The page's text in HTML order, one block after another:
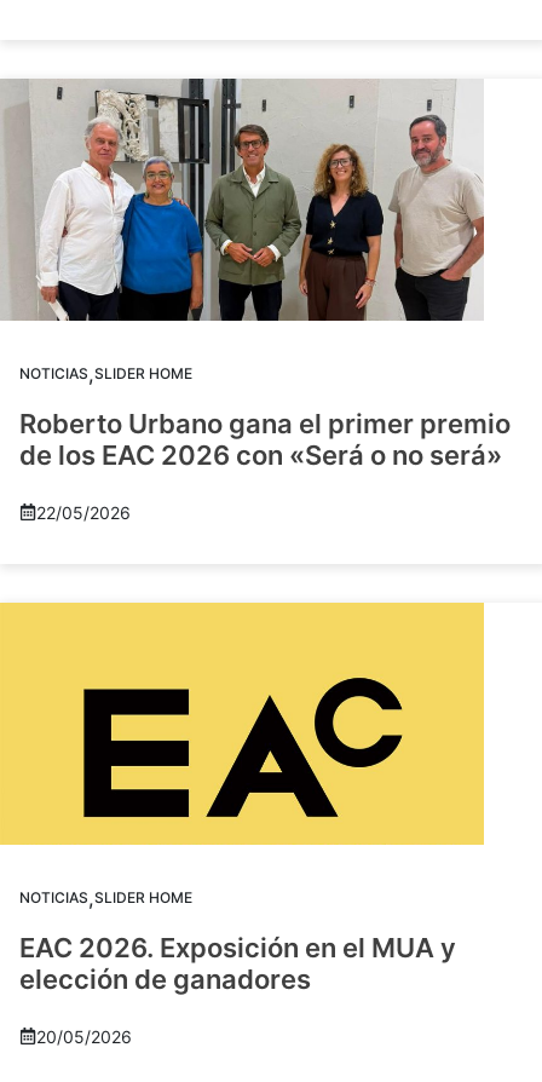
NOTICIAS,SLIDER HOME
Roberto Urbano gana el primer premio
de los EAC 2026 con «Será o no será»
22/05/2026
NOTICIAS,SLIDER HOME
EAC 2026. Exposición en el MUA y
elección de ganadores
20/05/2026